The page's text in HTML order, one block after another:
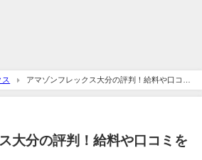
アマゾンフレックス大分の評判！給料や口コミ
大分の評判！給料や口コミを